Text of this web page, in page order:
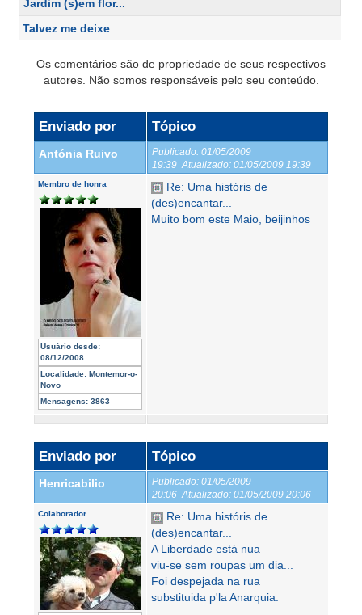
Jardim (s)em flor...
Talvez me deixe
Os comentários são de propriedade de seus respectivos
autores. Não somos responsáveis pelo seu conteúdo.
Enviado por Tópico
Antónia Ruivo Publicado: 01/05/2009
19:39 Atualizado: 01/05/2009 19:39
Membro de honra
Usuário desde:
08/12/2008
Localidade: Montemor-o-
Novo
Mensagens: 3863
Re: Uma históris de
(des)encantar...
Muito bom este Maio, beijinhos
Enviado por Tópico
Henricabilio Publicado: 01/05/2009
20:06 Atualizado: 01/05/2009 20:06
Colaborador
Re: Uma históris de
(des)encantar...
A Liberdade está nua
viu-se sem roupas um dia...
Foi despejada na rua
substituida p'la Anarquia.